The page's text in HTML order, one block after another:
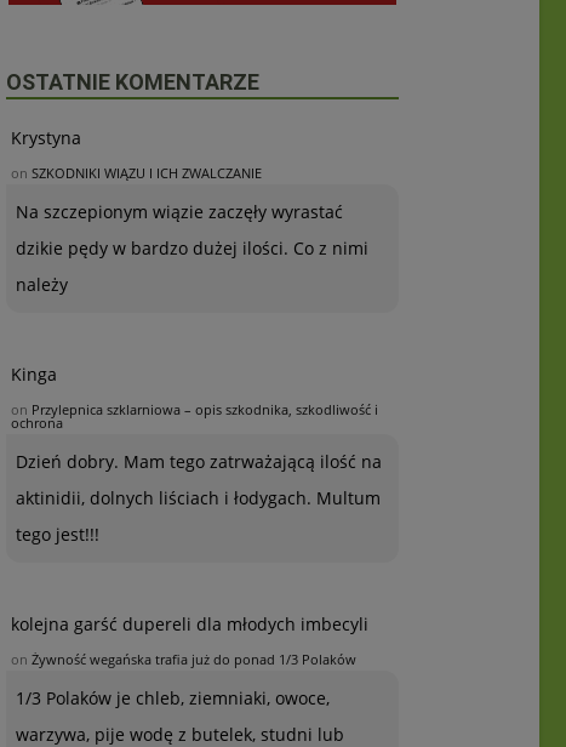
OSTATNIE KOMENTARZE
Krystyna
on SZKODNIKI WIĄZU I ICH ZWALCZANIE
Na szczepionym wiązie zaczęły wyrastać
dzikie pędy w bardzo dużej ilości. Co z nimi
należy
Kinga
on Przylepnica szklarniowa – opis szkodnika, szkodliwość i
ochrona
Dzień dobry. Mam tego zatrważającą ilość na
aktinidii, dolnych liściach i łodygach. Multum
tego jest!!!
kolejna garść dupereli dla młodych imbecyli
on Żywność wegańska trafia już do ponad 1/3 Polaków
1/3 Polaków je chleb, ziemniaki, owoce,
warzywa, pije wodę z butelek, studni lub